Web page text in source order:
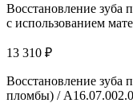
Восстановление зуба
с использованием
13 310 ₽
Восстановление зуба
пломбы) /